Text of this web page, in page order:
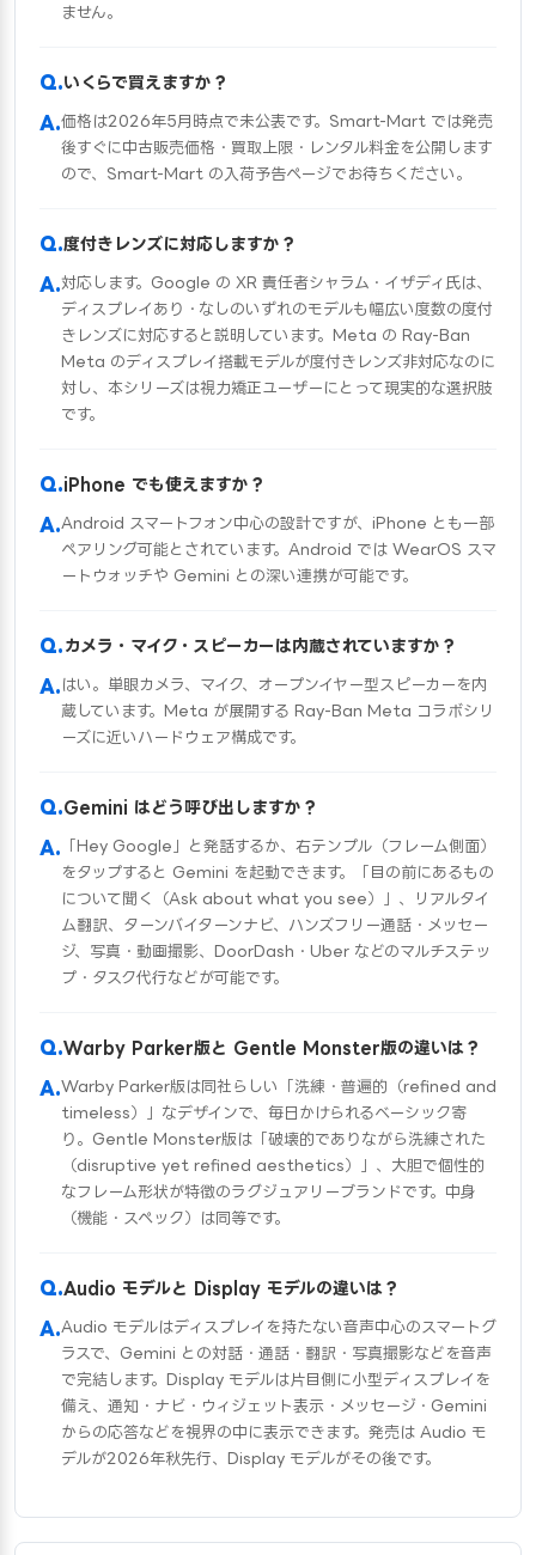
ません。
いくらで買えますか？
価格は2026年5月時点で未公表です。Smart-Mart では発売
後すぐに中古販売価格・買取上限・レンタル料金を公開します
ので、Smart-Mart の入荷予告ページでお待ちください。
度付きレンズに対応しますか？
対応します。Google の XR 責任者シャラム・イザディ氏は、
ディスプレイあり・なしのいずれのモデルも幅広い度数の度付
きレンズに対応すると説明しています。Meta の Ray-Ban
Meta のディスプレイ搭載モデルが度付きレンズ非対応なのに
対し、本シリーズは視力矯正ユーザーにとって現実的な選択肢
です。
iPhone でも使えますか？
Android スマートフォン中心の設計ですが、iPhone とも一部
ペアリング可能とされています。Android では WearOS スマ
ートウォッチや Gemini との深い連携が可能です。
カメラ・マイク・スピーカーは内蔵されていますか？
はい。単眼カメラ、マイク、オープンイヤー型スピーカーを内
蔵しています。Meta が展開する Ray-Ban Meta コラボシリ
ーズに近いハードウェア構成です。
Gemini はどう呼び出しますか？
「Hey Google」と発話するか、右テンプル（フレーム側面）
をタップすると Gemini を起動できます。「目の前にあるもの
について聞く（Ask about what you see）」、リアルタイ
ム翻訳、ターンバイターンナビ、ハンズフリー通話・メッセー
ジ、写真・動画撮影、DoorDash・Uber などのマルチステッ
プ・タスク代行などが可能です。
Warby Parker版と Gentle Monster版の違いは？
Warby Parker版は同社らしい「洗練・普遍的（refined and
timeless）」なデザインで、毎日かけられるベーシック寄
り。Gentle Monster版は「破壊的でありながら洗練された
（disruptive yet refined aesthetics）」、大胆で個性的
なフレーム形状が特徴のラグジュアリーブランドです。中身
（機能・スペック）は同等です。
Audio モデルと Display モデルの違いは？
Audio モデルはディスプレイを持たない音声中心のスマートグ
ラスで、Gemini との対話・通話・翻訳・写真撮影などを音声
で完結します。Display モデルは片目側に小型ディスプレイを
備え、通知・ナビ・ウィジェット表示・メッセージ・Gemini
からの応答などを視界の中に表示できます。発売は Audio モ
デルが2026年秋先行、Display モデルがその後です。